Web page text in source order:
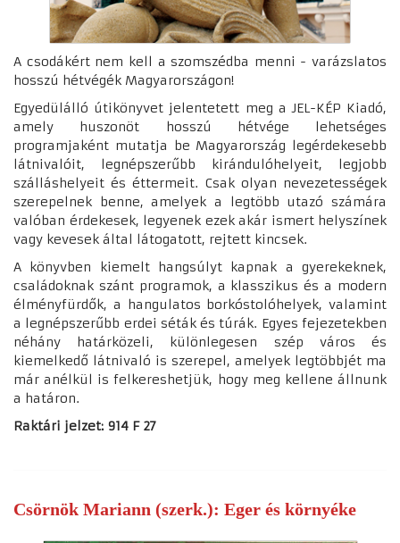
A csodákért nem kell a szomszédba menni - varázslatos
hosszú hétvégék Magyarországon!
Egyedülálló útikönyvet jelentetett meg a JEL-KÉP Kiadó,
amely huszonöt hosszú hétvége lehetséges
programjaként mutatja be Magyarország legérdekesebb
látnivalóit, legnépszerűbb kirándulóhelyeit, legjobb
szálláshelyeit és éttermeit. Csak olyan nevezetességek
szerepelnek benne, amelyek a legtöbb utazó számára
valóban érdekesek, legyenek ezek akár ismert helyszínek
vagy kevesek által látogatott, rejtett kincsek.
A könyvben kiemelt hangsúlyt kapnak a gyerekeknek,
családoknak szánt programok, a klasszikus és a modern
élményfürdők, a hangulatos borkóstolóhelyek, valamint
a legnépszerűbb erdei séták és túrák. Egyes fejezetekben
néhány határközeli, különlegesen szép város és
kiemelkedő látnivaló is szerepel, amelyek legtöbbjét ma
már anélkül is felkereshetjük, hogy meg kellene állnunk
a határon.
Raktári jelzet: 914 F 27
Csörnök Mariann (szerk.): Eger és környéke